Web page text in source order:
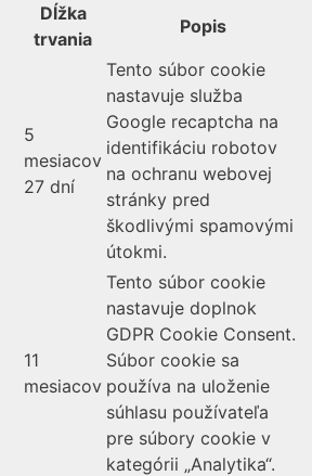
Dĺžka
trvania
Popis
5
mesiacov
27 dní
Tento súbor cookie
nastavuje služba
Google recaptcha na
identifikáciu robotov
na ochranu webovej
stránky pred
škodlivými spamovými
útokmi.
11
mesiacov
Tento súbor cookie
nastavuje doplnok
GDPR Cookie Consent.
Súbor cookie sa
používa na uloženie
súhlasu používateľa
pre súbory cookie v
kategórii „Analytika“.